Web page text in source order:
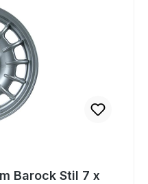
und können
Felgen passen
Mercedes TYP 107
108Mercedes TYP
TYP111Mercedes
TYP
TYP
TYP 126
Barock Stil 7 x